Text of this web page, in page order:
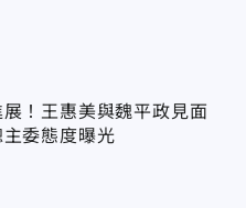
！王惠美與魏平政見面
委態度曝光